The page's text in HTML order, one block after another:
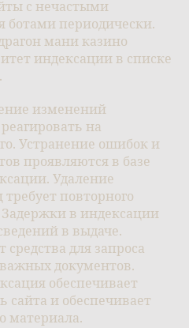
с нечастыми
ботами периодически.
мани казино
индексации в списке
изменений
на
Устранение ошибок и
проявляются в базе
Удаление
повторного
в индексации
в выдаче.
для запроса
документов.
обеспечивает
сайта и обеспечивает
материала.